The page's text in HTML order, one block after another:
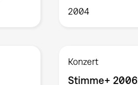
2004
Konzert
Stimme+